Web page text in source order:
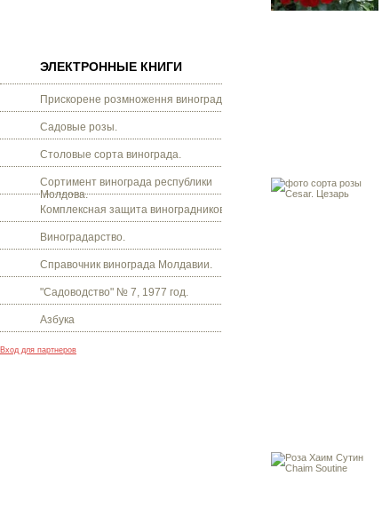
ЭЛЕКТРОННЫЕ КНИГИ
Прискорене розмноження винограду.
Садовые розы.
Столовые сорта винограда.
Сортимент винограда республики
Молдова.
Комплексная защита виноградников.
Виноградарство.
Справочник винограда Молдавии.
"Садоводство" № 7, 1977 год.
Азбука
Вход для партнеров